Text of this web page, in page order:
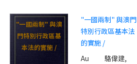
"一國兩制" 與澳
門特別行政區基
本法的實施 /
"一國兩制" 與澳門
特別行政區基本法
的實施 /
Au
駱偉建,